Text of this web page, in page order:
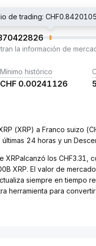
de trading:
la información de
Mínimo histórico
CHF 0.00241126
(XRP) a Franco suizo
24 horas y un
XRPalcanzó los CHF3.31,
XRP. El valor de
siempre en tiempo
herramienta para